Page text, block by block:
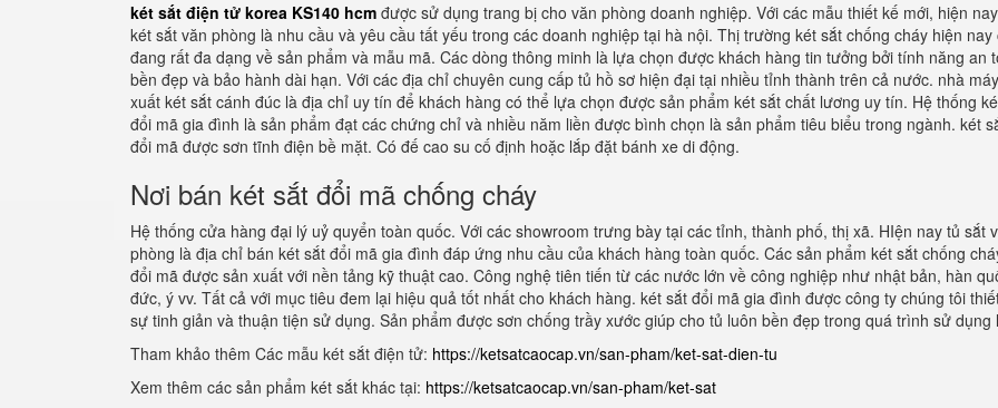
két sắt điện tử korea KS140 hcm được sử dụng trang bị cho văn phòng doanh nghiệp. Với các mẫu thiết kế mới, hiện
két sắt văn phòng là nhu cầu và yêu cầu tất yếu trong các doanh nghiệp tại hà nội. Thị trường két sắt chống cháy hiện nay
đang rất đa dạng về sản phẩm và mẫu mã. Các dòng thông minh là lựa chọn được khách hàng tin tưởng bởi tính năng an
bền đẹp và bảo hành dài hạn. Với các địa chỉ chuyên cung cấp tủ hồ sơ hiện đại tại nhiều tỉnh thành trên cả nước. nhà
xuất két sắt cánh đúc là địa chỉ uy tín để khách hàng có thể lựa chọn được sản phẩm két sắt chất lương uy tín. Hệ thống
đổi mã gia đình là sản phẩm đạt các chứng chỉ và nhiều năm liền được bình chọn là sản phẩm tiêu biểu trong ngành. két
đổi mã được sơn tĩnh điện bề mặt. Có đế cao su cố định hoặc lắp đặt bánh xe di động.
Nơi bán két sắt đổi mã chống cháy
Hệ thống cửa hàng đại lý uỷ quyển toàn quốc. Với các showroom trưng bày tại các tỉnh, thành phố, thị xã. HIện nay tủ sắt
phòng là địa chỉ bán két sắt đổi mã gia đình đáp ứng nhu cầu của khách hàng toàn quốc. Các sản phẩm két sắt chống
đổi mã được sản xuất với nền tảng kỹ thuật cao. Công nghệ tiên tiến từ các nước lớn về công nghiệp như nhật bản, hàn
đức, ý vv. Tất cả với mục tiêu đem lại hiệu quả tốt nhất cho khách hàng. két sắt đổi mã gia đình được công ty chúng tôi
sự tinh giản và thuận tiện sử dụng. Sản phẩm được sơn chống trầy xước giúp cho tủ luôn bền đẹp trong quá trình sử dụng
Tham khảo thêm Các mẫu két sắt điện tử: https://ketsatcaocap.vn/san-pham/ket-sat-dien-tu
Xem thêm các sản phẩm két sắt khác tại: https://ketsatcaocap.vn/san-pham/ket-sat